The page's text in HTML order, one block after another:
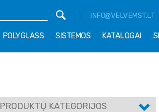
INFO@VELVEMST.LT
POLYGLASS SISTEMOS KATALOGAI
PRODUKTŲ KATEGORIJOS